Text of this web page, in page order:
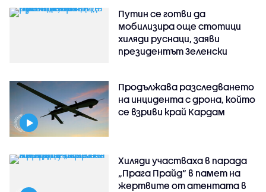
Путин се готви да
мобилизира още стотици
хиляди руснаци, заяви
президентът Зеленски
Продължава разследването
на инцидента с дрона, който
се взриви край Кардам
Хиляди участваха в парада
„Прага Прайд“ в памет на
жертвите от атентата в